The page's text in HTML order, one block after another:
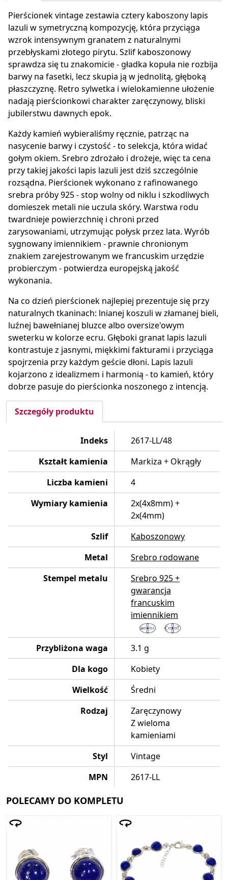
Pierścionek vintage zestawia cztery kaboszony lapis
lazuli w symetryczną kompozycję, która przyciąga
wzrok intensywnym granatem z naturalnymi
przebłyskami złotego pirytu. Szlif kaboszonowy
sprawdza się tu znakomicie - gładka kopuła nie rozbija
barwy na fasetki, lecz skupia ją w jednolitą, głęboką
płaszczyznę. Retro sylwetka i wielokamienne ułożenie
nadają pierścionkowi charakter zaręczynowy, bliski
jubilerstwu dawnych epok.
Każdy kamień wybieraliśmy ręcznie, patrząc na
nasycenie barwy i czystość - to selekcja, która widać
gołym okiem. Srebro zdrożało i drożeje, więc ta cena
przy takiej jakości lapis lazuli jest dziś szczególnie
rozsądna. Pierścionek wykonano z rafinowanego
srebra próby 925 - stop wolny od niklu i szkodliwych
domieszek metali nie uczula skóry. Warstwa rodu
twardnieje powierzchnię i chroni przed
zarysowaniami, utrzymując połysk przez lata. Wyrób
sygnowany imiennikiem - prawnie chronionym
znakiem zarejestrowanym we francuskim urzędzie
probierczym - potwierdza europejską jakość
wykonania.
Na co dzień pierścionek najlepiej prezentuje się przy
naturalnych tkaninach: lnianej koszuli w złamanej bieli,
luźnej bawełnianej bluzce albo oversize'owym
sweterku w kolorze ecru. Głęboki granat lapis lazuli
kontrastuje z jasnymi, miękkimi fakturami i przyciąga
spojrzenia przy każdym geście dłoni. Lapis lazuli
kojarzono z idealizmem i harmonią - to kamień, który
dobrze pasuje do pierścionka noszonego z intencją.
Szczegóły produktu
Indeks
2617-LL/48
Kształt kamienia
Markiza + Okrągły
Liczba kamieni
4
Wymiary kamienia
2x(4x8mm) +
2x(4mm)
Szlif
Kaboszonowy
Metal
Srebro rodowane
Stempel metalu
Srebro 925 +
gwarancja
francuskim
imiennikiem
Przybliżona waga
3.1 g
Dla kogo
Kobiety
Wielkość
Średni
Rodzaj
Zaręczynowy
Z wieloma
kamieniami
Styl
Vintage
MPN
2617-LL
POLECAMY DO KOMPLETU